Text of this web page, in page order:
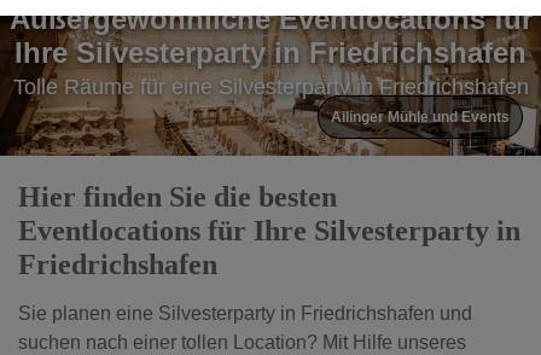
Außergewöhnliche Eventlocations für
Ihre Silvesterparty in Friedrichshafen
Tolle Räume für eine Silvesterparty in Friedrichshafen
Ailinger Mühle und Events
Hier finden Sie die besten
Eventlocations für Ihre Silvesterparty in
Friedrichshafen
Sie planen eine Silvesterparty in Friedrichshafen und
suchen nach einer tollen Location? Mit Hilfe unseres